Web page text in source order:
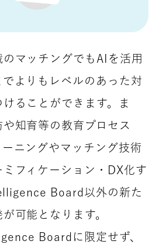
マッチングでもAIを活用
よりもレベルのあった対
ることができます。ま
知育等の教育プロセス
ニングやマッチング技術
フィケーション・DX化す
Board以外の新た
可能となります。
Boardに限定せず、